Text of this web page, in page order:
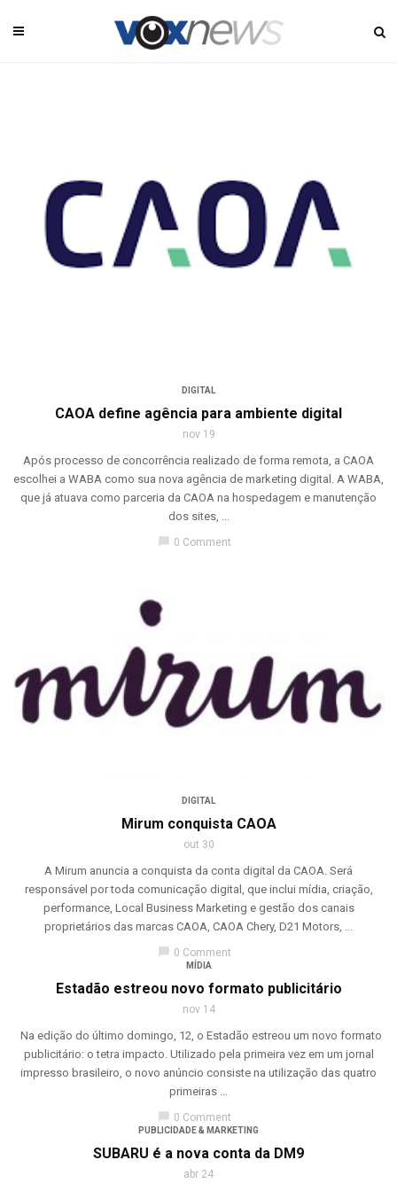
DIGITAL
CAOA define agência para ambiente digital
nov 19
Após processo de concorrência realizado de forma remota, a CAOA
escolhei a WABA como sua nova agência de marketing digital. A WABA,
que já atuava como parceria da CAOA na hospedagem e manutenção
dos sites, ...
chat_bubble 0 Comment
DIGITAL
Mirum conquista CAOA
out 30
A Mirum anuncia a conquista da conta digital da CAOA. Será
responsável por toda comunicação digital, que inclui mídia, criação,
performance, Local Business Marketing e gestão dos canais
proprietários das marcas CAOA, CAOA Chery, D21 Motors, ...
0 Comment
MÍDIA
Estadão estreou novo formato publicitário
nov 14
Na edição do último domingo, 12, o Estadão estreou um novo formato
publicitário: o tetra impacto. Utilizado pela primeira vez em um jornal
impresso brasileiro, o novo anúncio consiste na utilização das quatro
primeiras ...
0 Comment
PUBLICIDADE & MARKETING
SUBARU é a nova conta da DM9
abr 24